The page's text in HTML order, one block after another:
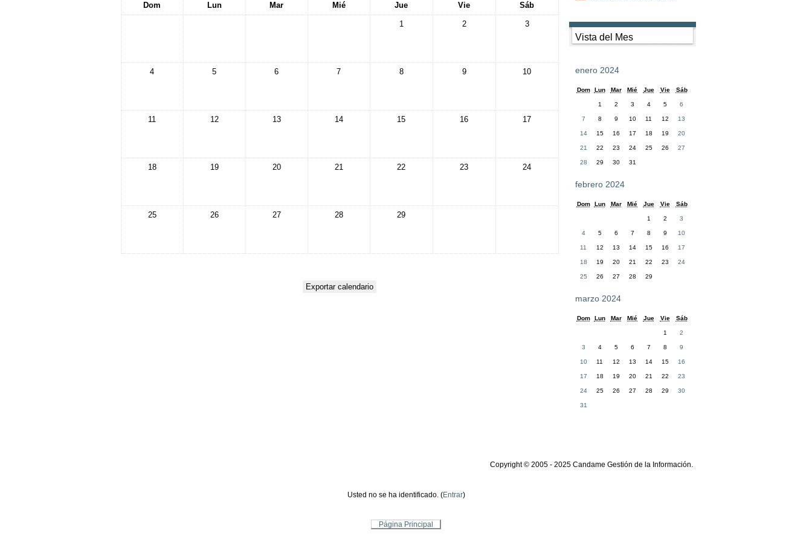
Dom Lun Mar Mié Jue Vie Sáb
1 2 3
4 5 6 7 8 9 10
11 12 13 14 15 16 17
18 19 20 21 22 23 24
25 26 27 28 29
Vista del Mes
enero 2024
Dom Lun Mar Mié Jue Vie Sáb
1 2 3 4 5 6
7 8 9 10 11 12 13
14 15 16 17 18 19 20
21 22 23 24 25 26 27
28 29 30 31
febrero 2024
Dom Lun Mar Mié Jue Vie Sáb
1 2 3
4 5 6 7 8 9 10
11 12 13 14 15 16 17
18 19 20 21 22 23 24
25 26 27 28 29
marzo 2024
Dom Lun Mar Mié Jue Vie Sáb
1 2
3 4 5 6 7 8 9
10 11 12 13 14 15 16
17 18 19 20 21 22 23
24 25 26 27 28 29 30
31
Copyright © 2005 - 2025 Candame Gestión de la Información.
Usted no se ha identificado. (Entrar)
Página Principal